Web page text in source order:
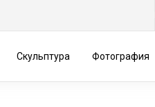
Скульптура Фотография